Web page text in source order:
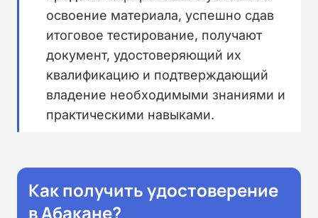
освоение материала, успешно сдав
итоговое тестирование, получают
документ, удостоверяющий их
квалификацию и подтверждающий
владение необходимыми знаниями и
практическими навыками.
Как получить удостоверение
в Абакане?